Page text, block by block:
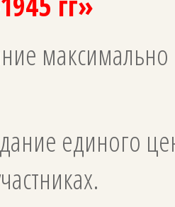
максимально